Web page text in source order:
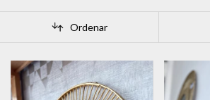
Ordenar